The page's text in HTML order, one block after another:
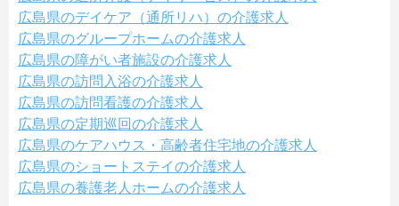
広島県のデイケア（通所リハ）の介護求人
広島県のグループホームの介護求人
広島県の障がい者施設の介護求人
広島県の訪問入浴の介護求人
広島県の訪問看護の介護求人
広島県の定期巡回の介護求人
広島県のケアハウス・高齢者住宅地の介護求人
広島県のショートステイの介護求人
広島県の養護老人ホームの介護求人